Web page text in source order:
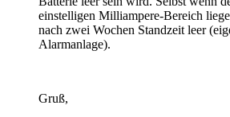
einstelligen Milliampere-Bereich
nach zwei Wochen Standzeit leer
Alarmanlage).
Gruß,